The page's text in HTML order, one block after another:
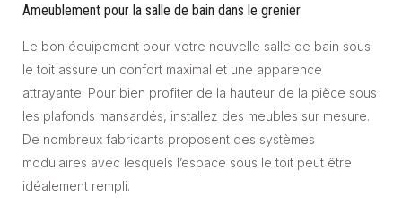
Ameublement pour la salle de bain dans le grenier
Le bon équipement pour votre nouvelle salle de bain sous
le toit assure un confort maximal et une apparence
attrayante. Pour bien profiter de la hauteur de la pièce sous
les plafonds mansardés, installez des meubles sur mesure.
De nombreux fabricants proposent des systèmes
modulaires avec lesquels l’espace sous le toit peut être
idéalement rempli.